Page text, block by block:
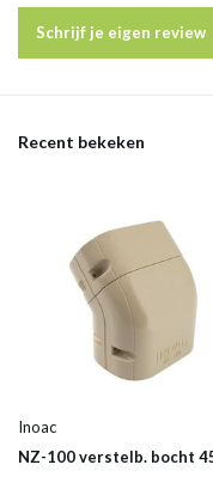
Schrijf je eigen review
Recent bekeken
Inoac
NZ-100 verstelb. bocht